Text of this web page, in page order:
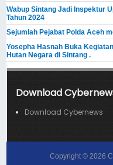
Wabup Sintang Jadi Inspektur
Tahun 2024
Sejumlah Pejabat Polda Aceh
Yosepha Hasnah Buka
Hutan Negara di Sintang .
Download
Download Cybernews
Copyright © 2026